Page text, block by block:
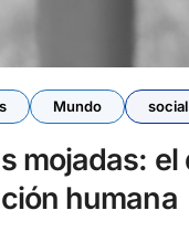
Mundo social
mojadas: el
humana